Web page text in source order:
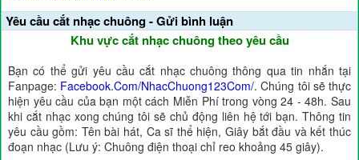
Yêu cầu cắt nhạc chuông - Gửi bình luận
Khu vực cắt nhạc chuông theo yêu cầu
Bạn có thể gửi yêu cầu cắt nhạc chuông thông qua tin nhắn tại
Fanpage: Facebook.Com/NhacChuong123Com/. Chúng tôi sẽ thực
hiện yêu cầu của bạn một cách Miễn Phí trong vòng 24 - 48h. Sau
khi cắt nhạc xong chúng tôi sẽ chủ động liên hệ tới bạn. Thông tin
yêu cầu gồm: Tên bài hát, Ca sĩ thể hiện, Giây bắt đầu và kết thúc
đoạn nhạc (Lưu ý: Chuông điện thoại chỉ reo khoảng 45 giây).